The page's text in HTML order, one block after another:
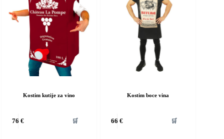
Kostim kutije za vino
76€ 🛒
Kostim boce vina
66€ 🛒
proizvod